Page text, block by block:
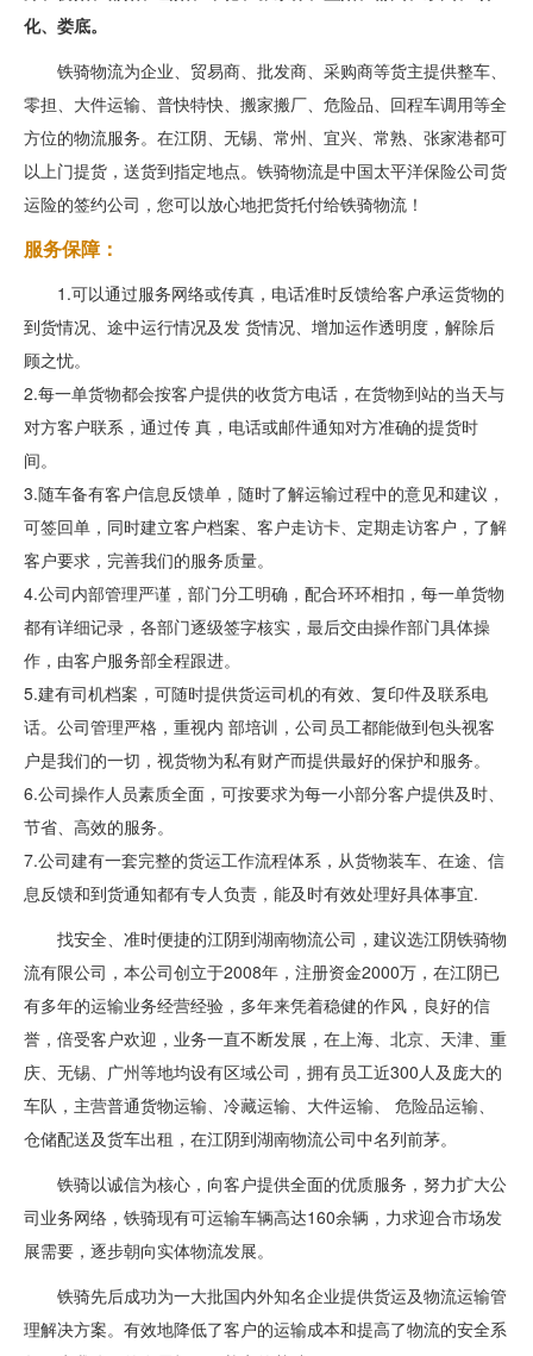
化、娄底。
铁骑物流为企业、贸易商、批发商、采购商等货主提供整车、
零担、大件运输、普快特快、搬家搬厂、危险品、回程车调用等全
方位的物流服务。在江阴、无锡、常州、宜兴、常熟、张家港都可
以上门提货，送货到指定地点。铁骑物流是中国太平洋保险公司货
运险的签约公司，您可以放心地把货托付给铁骑物流！
服务保障：
1.可以通过服务网络或传真，电话准时反馈给客户承运货物的
到货情况、途中运行情况及发 货情况、增加运作透明度，解除后
顾之忧。
2.每一单货物都会按客户提供的收货方电话，在货物到站的当天与
对方客户联系，通过传 真，电话或邮件通知对方准确的提货时
间。
3.随车备有客户信息反馈单，随时了解运输过程中的意见和建议，
可签回单，同时建立客户档案、客户走访卡、定期走访客户，了解
客户要求，完善我们的服务质量。
4.公司内部管理严谨，部门分工明确，配合环环相扣，每一单货物
都有详细记录，各部门逐级签字核实，最后交由操作部门具体操
作，由客户服务部全程跟进。
5.建有司机档案，可随时提供货运司机的有效、复印件及联系电
话。公司管理严格，重视内 部培训，公司员工都能做到包头视客
户是我们的一切，视货物为私有财产而提供最好的保护和服务。
6.公司操作人员素质全面，可按要求为每一小部分客户提供及时、
节省、高效的服务。
7.公司建有一套完整的货运工作流程体系，从货物装车、在途、信
息反馈和到货通知都有专人负责，能及时有效处理好具体事宜.
找安全、准时便捷的江阴到湖南物流公司，建议选江阴铁骑物
流有限公司，本公司创立于2008年，注册资金2000万，在江阴已
有多年的运输业务经营经验，多年来凭着稳健的作风，良好的信
誉，倍受客户欢迎，业务一直不断发展，在上海、北京、天津、重
庆、无锡、广州等地均设有区域公司，拥有员工近300人及庞大的
车队，主营普通货物运输、冷藏运输、大件运输、 危险品运输、
仓储配送及货车出租，在江阴到湖南物流公司中名列前茅。
铁骑以诚信为核心，向客户提供全面的优质服务，努力扩大公
司业务网络，铁骑现有可运输车辆高达160余辆，力求迎合市场发
展需要，逐步朝向实体物流发展。
铁骑先后成功为一大批国内外知名企业提供货运及物流运输管
理解决方案。有效地降低了客户的运输成本和提高了物流的安全系